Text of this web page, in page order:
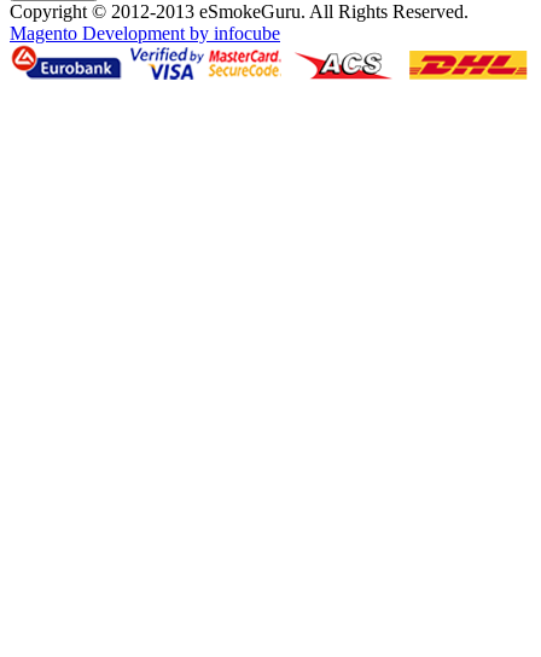
Copyright © 2012-2013 eSmokeGuru. All Rights Reserved.
Magento Development by infocube